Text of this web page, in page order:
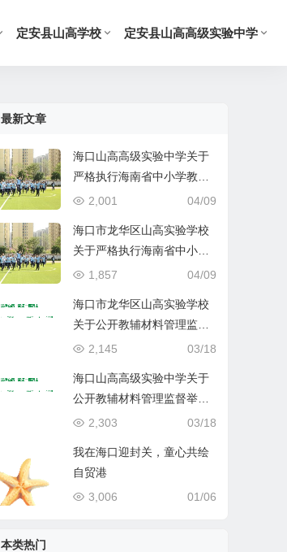
定安县山高学校 定安县山高高级实验中学
最新文章
海口山高高级实验中学关于
严格执行海南省中小学教辅
材料管理 “十严禁” 规定的公
04/09
2,001
海口市龙华区山高实验学校
关于严格执行海南省中小学
教辅材料管理 “十严禁” 规定
04/09
1,857
海口市龙华区山高实验学校
关于公开教辅材料管理监督
举报渠道的公示
03/18
2,145
海口山高高级实验中学关于
公开教辅材料管理监督举报
渠道的公示
03/18
2,303
我在海口迎封关，童心共绘
自贸港
01/06
3,006
本类热门